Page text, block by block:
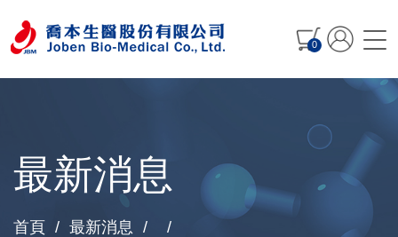
0
最新消息
首頁 最新消息